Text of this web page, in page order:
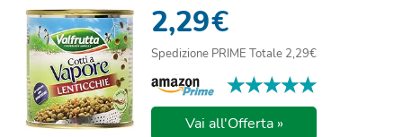
2,29€
Spedizione PRIME Totale 2,29€
★★★★★
★★★★★
Vai all'Offerta »